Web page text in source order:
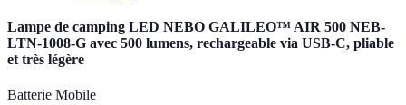
Lampe de camping LED NEBO GALILEO™ AIR 500 NEB-
LTN-1008-G avec 500 lumens, rechargeable via USB-C, pliable
et très légère
Batterie Mobile